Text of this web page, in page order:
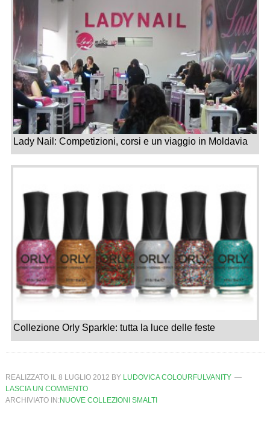
Lady Nail: Competizioni, corsi e un viaggio in Moldavia
Collezione Orly Sparkle: tutta la luce delle feste
REALIZZATO IL 8 LUGLIO 2012 BY LUDOVICA COLOURFULVANITY
LASCIA UN COMMENTO
ARCHIVIATO IN:NUOVE COLLEZIONI SMALTI